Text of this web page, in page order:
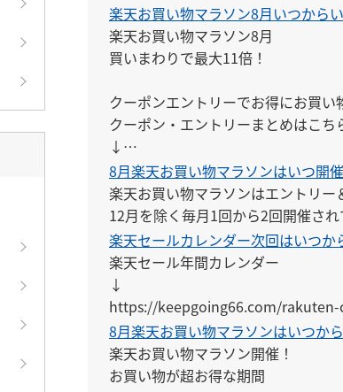
楽天お買い物マラソン8月いつから
楽天お買い物マラソン8月
買いまわりで最大11倍！
クーポンエントリーでお得にお買い
クーポン・エントリーまとめはこち
↓
https://keepgoing66.com/rakuten-
8月楽天お買い物マラソンはいつ開
楽天お買い物マラソンはエントリー
12月を除く毎月1回から2回開催され
楽天セールカレンダー次回はいつか
楽天セール年間カレンダー
↓
https://keepgoing66.com/
8月楽天お買い物マラソンはいつか
楽天お買い物マラソン開催！
お買い物が超お得な期間